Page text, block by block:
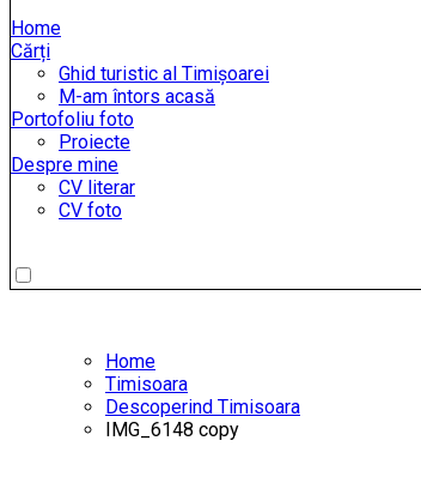
Home
Cărți
Ghid turistic al Timișoarei
M-am întors acasă
Portofoliu foto
Proiecte
Despre mine
CV literar
CV foto
Home
Timisoara
Descoperind Timisoara
IMG_6148 copy